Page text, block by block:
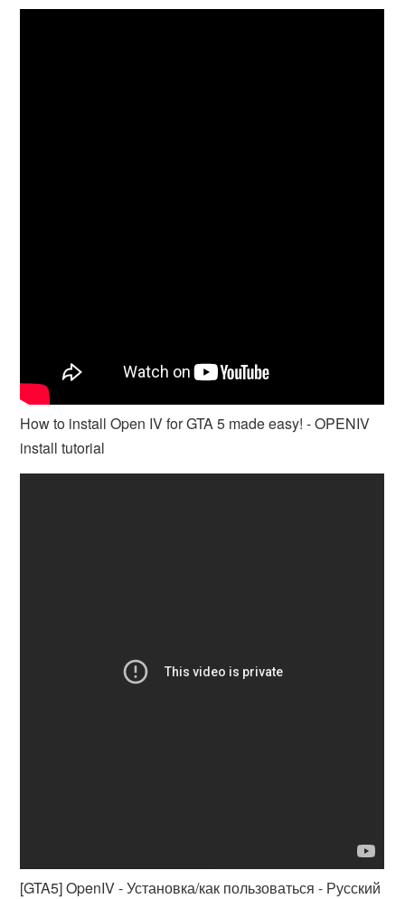
How to install Open IV for GTA 5 made easy! - OPENIV
install tutorial
[GTA5] OpenIV - Установка/как пользоваться - Русский